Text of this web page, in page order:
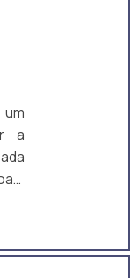
a